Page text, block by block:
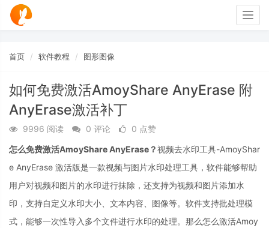
首页 软件教程 图形图像
如何免费激活AmoyShare AnyErase 附
AnyErase激活补丁
9996 阅读 0 评论
0 点赞
怎么免费激活AmoyShare AnyErase？视频去水印工具-AmoyShar
e AnyErase 激活版是一款视频与图片水印处理工具，软件能够帮助
用户对视频和图片的水印进行抹除，还支持为视频和图片添加水
印，支持自定义水印大小、文本内容、图像等。软件支持批处理模
式，能够一次性导入多个文件进行水印的处理。那么怎么激活Amoy